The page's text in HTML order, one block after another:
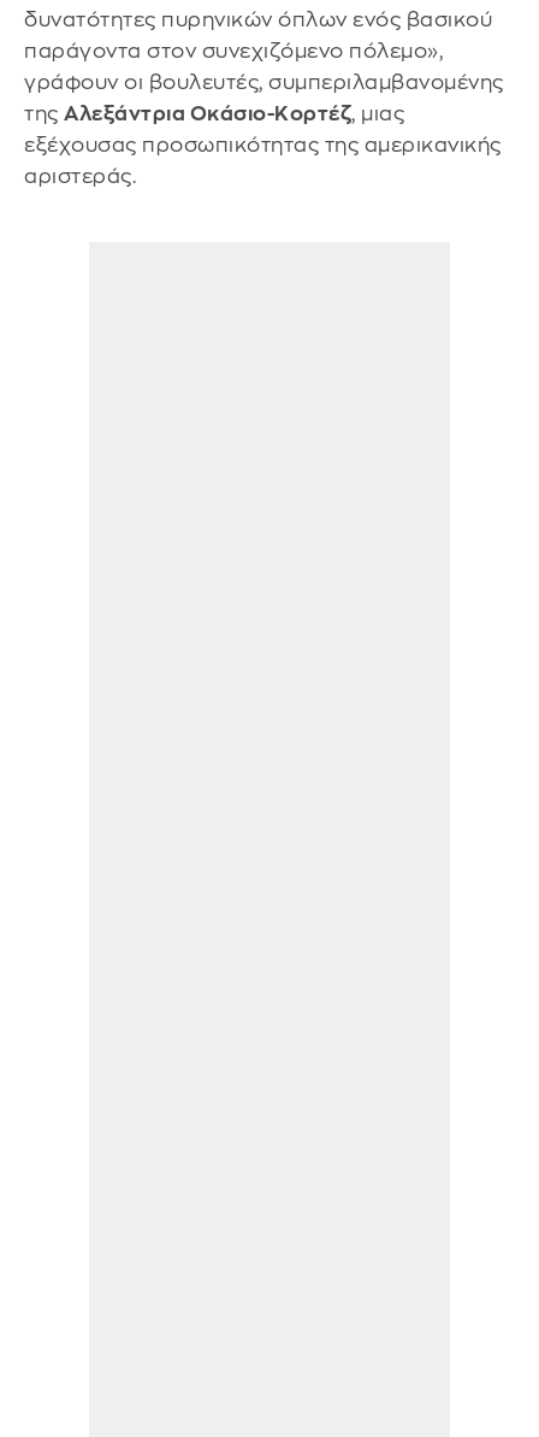
δυνατότητες πυρηνικών όπλων ενός βασικού
παράγοντα στον συνεχιζόμενο πόλεμο»,
γράφουν οι βουλευτές, συμπεριλαμβανομένης
της Αλεξάντρια Οκάσιο-Κορτέζ, μιας
εξέχουσας προσωπικότητας της αμερικανικής
αριστεράς.